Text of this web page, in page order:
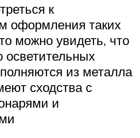
к
оформления таких
можно увидеть, что
осветительных
из металла
сходства с
и